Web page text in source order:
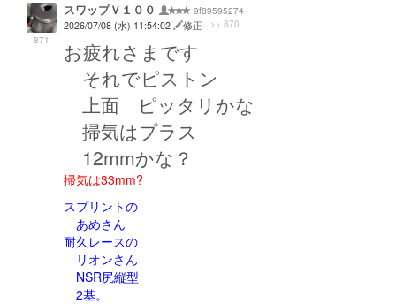
871
スワップＶ１００
9f89595274
2026/07/08 (水) 11:54:02
修正 >> 870
お疲れさまです
それでピストン
上面 ピッタリかな
掃気はプラス
12mmかな？
掃気は33mm?
スプリントの
あめさん
耐久レースの
リオンさん
NSR尻縦型
2基。